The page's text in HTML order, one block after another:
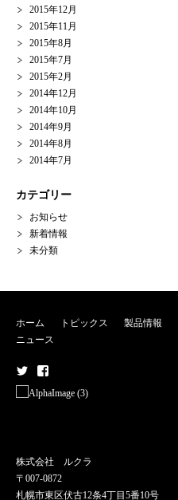
2015年12月
2015年11月
2015年8月
2015年7月
2015年2月
2014年12月
2014年10月
2014年9月
2014年8月
2014年7月
カテゴリー
お知らせ
新着情報
未分類
ホーム トピックス 製品情報
ニュース
メ
ー
項
目
メ
ー
項
目
株式会社 ルクラ
〒007-0872
札幌市東区伏古12条4丁目5番10号